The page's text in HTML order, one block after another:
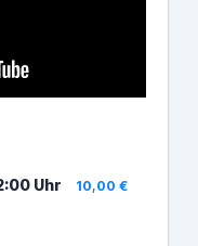
Uhr
10,00 €